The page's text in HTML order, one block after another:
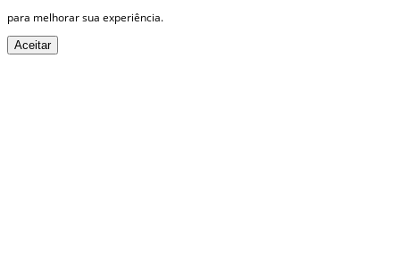
para melhorar sua experiência.
Aceitar